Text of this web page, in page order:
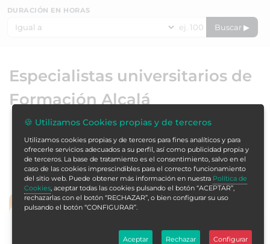
DURACIÓN EN HORAS
Buscar ▶
Especialistas universitarios de
Formación Alcalá
SIN TESINA
Atención a la Gestante
🍪 Utilizamos Cookies propias y de terceros
Utilizamos cookies propias y de terceros para fines analíticos y para
ofrecerle servicios adecuados a su perfil, así como publicidad propia y
de terceros. La base de tratamiento es el consentimiento, salvo en el
caso de las cookies imprescindibles para el correcto funcionamiento
del sitio web. Puede obtener más información en nuestra Política de
Cookies , aceptar todas las cookies pulsando el botón “ACEPTAR”,
rechazarlas con el botón “RECHAZAR”, o bien configurar su uso
pulsando el botón “CONFIGURAR”.
Aceptar Rechazar Configurar